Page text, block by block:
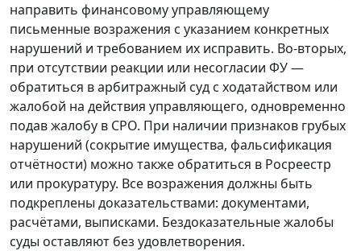
направить финансовому управляющему
письменные возражения с указанием конкретных
нарушений и требованием их исправить. Во-вторых,
при отсутствии реакции или несогласии ФУ —
обратиться в арбитражный суд с ходатайством или
жалобой на действия управляющего, одновременно
подав жалобу в СРО. При наличии признаков грубых
нарушений (сокрытие имущества, фальсификация
отчётности) можно также обратиться в Росреестр
или прокуратуру. Все возражения должны быть
подкреплены доказательствами: документами,
расчётами, выписками. Бездоказательные жалобы
суды оставляют без удовлетворения.